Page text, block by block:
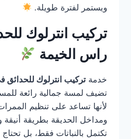
ويستمر لفترة طويلة.
تركيب انترلوك
راس الخيمة
خدمة تركيب انترلوك للحدائق
تضيف لمسة جمالية رائعة
لأنها تساعد على تنظيم
ومداخل الحديقة بطريقة أنيقة
تكتمل بالنباتات فقط، بل